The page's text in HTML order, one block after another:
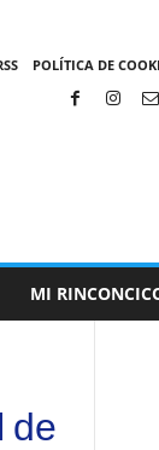
POLÍTICA DE
MI
de